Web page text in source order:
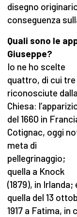
disegno
conseguenza
Quali sono le
Giuseppe?
Io ne ho scelte
quattro, di cui tre
riconosciute dalla
Chiesa:
del 1660 in
Cotignac, oggi
meta di
pellegrinaggio;
quella a Knock
(1879), in Irlanda;
quella del 13
1917 a Fatima, in